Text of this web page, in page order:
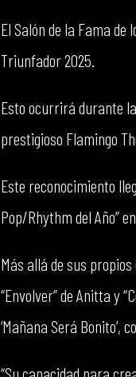
El Salón de la Fama
Triunfador 2025.
Esto ocurrirá durante la
prestigioso Flamingo
Este reconocimiento
Pop/Rhythm del Año”
Más allá de sus
“Envolver” de Anitta y
‘Mañana Será Bonito’,